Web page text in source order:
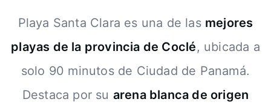
Playa Santa Clara es una de las mejores
playas de la provincia de Coclé, ubicada a
solo 90 minutos de Ciudad de Panamá.
Destaca por su arena blanca de origen